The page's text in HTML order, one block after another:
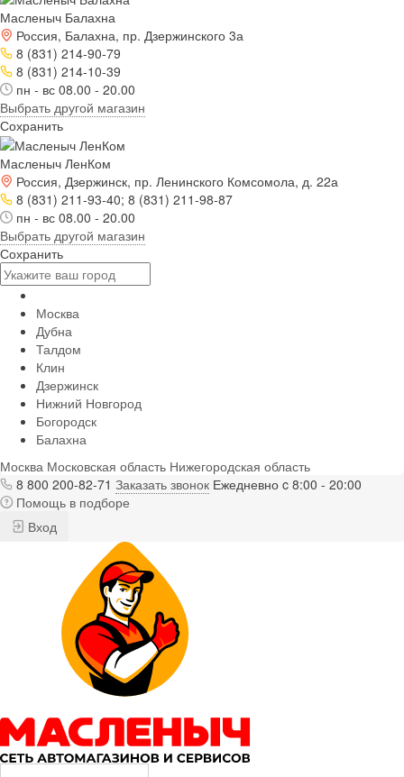
Масленыч Балахна
Россия, Балахна, пр. Дзержинского 3а
8 (831) 214-90-79
8 (831) 214-10-39
пн - вс 08.00 - 20.00
Выбрать другой магазин
Сохранить
Масленыч ЛенКом
Россия, Дзержинск, пр. Ленинского Комсомола, д. 22а
8 (831) 211-93-40; 8 (831) 211-98-87
пн - вс 08.00 - 20.00
Выбрать другой магазин
Сохранить
Москва
Дубна
Талдом
Клин
Дзержинск
Нижний Новгород
Богородск
Балахна
Москва Московская область Нижегородская область
8 800 200-82-71 Заказать звонок Ежедневно c 8:00 - 20:00
Помощь в подборе
Вход